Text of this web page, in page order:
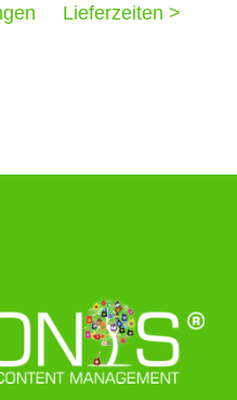
Lieferzeiten >